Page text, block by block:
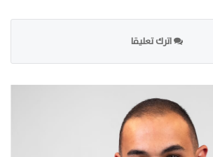
اترك تعليقا